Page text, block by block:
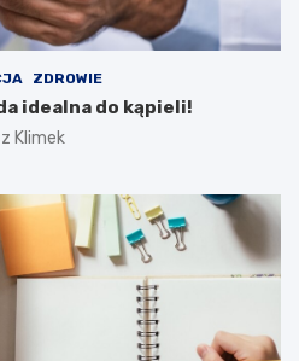
ZDROWIE
idealna do kąpieli!
Klimek